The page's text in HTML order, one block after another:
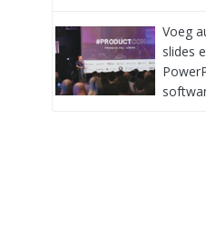
Voeg
slides